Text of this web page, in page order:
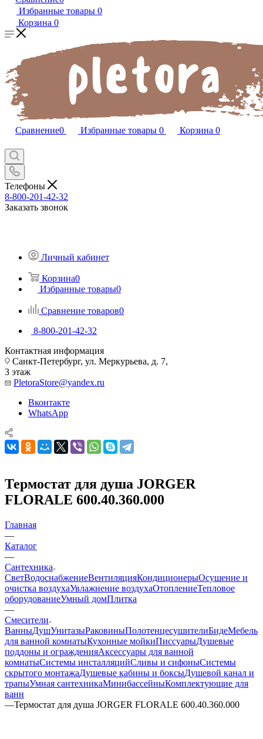
Избранные товары 0
Корзина 0
Сравнение0 Избранные товары 0 Корзина 0
Телефоны
8-800-201-42-32
Заказать звонок
Личный кабинет
Корзина0
Избранные товары0
Сравнение товаров0
8-800-201-42-32
Контактная информация
Санкт-Петербург, ул. Меркурьева, д. 7,
3 этаж
PletoraStore@yandex.ru
Вконтакте
WhatsApp
Термостат для душа JORGER
FLORALE 600.40.360.000
Главная
—
Каталог
—
Сантехника
СветВодоснабжениеВентиляцияКондиционерыОсушение и
очистка воздухаУвлажнение воздухаОтоплениеТепловое
оборудованиеУмный домПлитка
—
Смесители
ВанныДушУнитазыРаковиныПолотенцесушителиБидеМебель
для ванной комнатыКухонные мойкиПиссуарыДушевые
поддоны и огражденияАксессуары для ванной
комнатыСистемы инсталляцийСливы и сифоныСистемы
скрытого монтажаДушевые кабины и боксыДушевой канал и
трапыУмная сантехникаМинибассейныКомплектующие для
ванн
—Термостат для душа JORGER FLORALE 600.40.360.000